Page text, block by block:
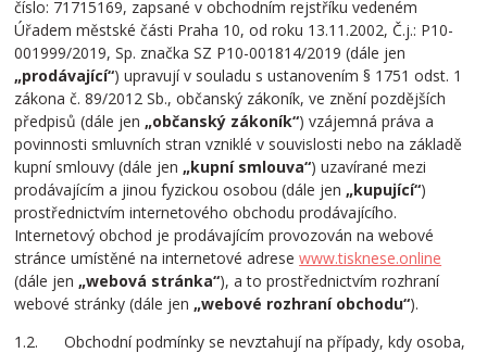
číslo: 71715169, zapsané v obchodním rejstříku vedeném
Úřadem městské části Praha 10, od roku 13.11.2002, Č.j.: P10-
001999/2019, Sp. značka SZ P10-001814/2019 (dále jen
„prodávající“) upravují v souladu s ustanovením § 1751 odst. 1
zákona č. 89/2012 Sb., občanský zákoník, ve znění pozdějších
předpisů (dále jen „občanský zákoník“) vzájemná práva a
povinnosti smluvních stran vzniklé v souvislosti nebo na základě
kupní smlouvy (dále jen „kupní smlouva“) uzavírané mezi
prodávajícím a jinou fyzickou osobou (dále jen „kupující“)
prostřednictvím internetového obchodu prodávajícího.
Internetový obchod je prodávajícím provozován na webové
stránce umístěné na internetové adresewww.tisknese.online
(dále jen „webová stránka“), a to prostřednictvím rozhraní
webové stránky (dále jen „webové rozhraní obchodu“).
1.2. Obchodní podmínky se nevztahují na případy, kdy osoba,